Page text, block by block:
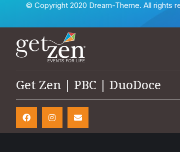
© Copyright 2020 Dream-Theme. All rights
Get Zen | PBC | DuoDoce